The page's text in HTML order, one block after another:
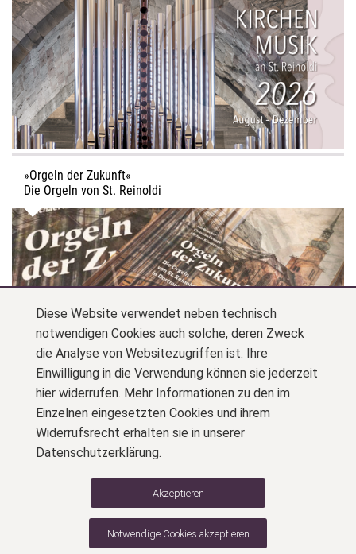
Wir freuen uns auf viele bewegende, festliche und
inspirierende musikalische Momente im 2. Halbjahr 2026.
»Orgeln der Zukunft«
Die Orgeln von St. Reinoldi
Orgelbauer, ArchitektInnen, Organisten, Musik- und
KunsthistorikerInnen beschreiben in diesem Buch
ausführlich die neuen Instrumente und die architektonische
Beziehung zum mittelalterlichen Kirchenraum. QR-Codes
führen zu historischen und aktuellen Tonbeispielen.
Diese Website verwendet neben technisch
notwendigen Cookies auch solche, deren Zweck
die Analyse von Websitezugriffen ist. Ihre
Einwilligung in die Verwendung können sie jederzeit
hier widerrufen. Mehr Informationen zu den im
Einzelnen eingesetzten Cookies und ihrem
Widerrufsrecht erhalten sie in unserer
Datenschutzerklärung.